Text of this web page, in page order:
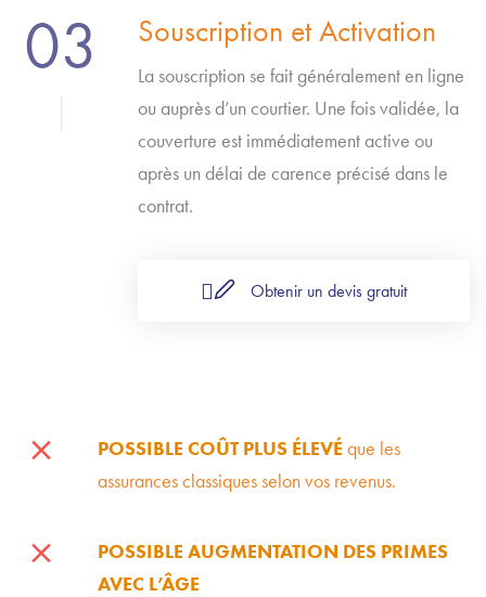
03 Souscription et Activation
La souscription se fait généralement en ligne
ou auprès d’un courtier. Une fois validée, la
couverture est immédiatement active ou
après un délai de carence précisé dans le
contrat.
Obtenir un devis gratuit
POSSIBLE COÛT PLUS ÉLEVÉque les
assurances classiques selon vos revenus.
POSSIBLE AUGMENTATION DES PRIMES
AVEC L’ÂGE